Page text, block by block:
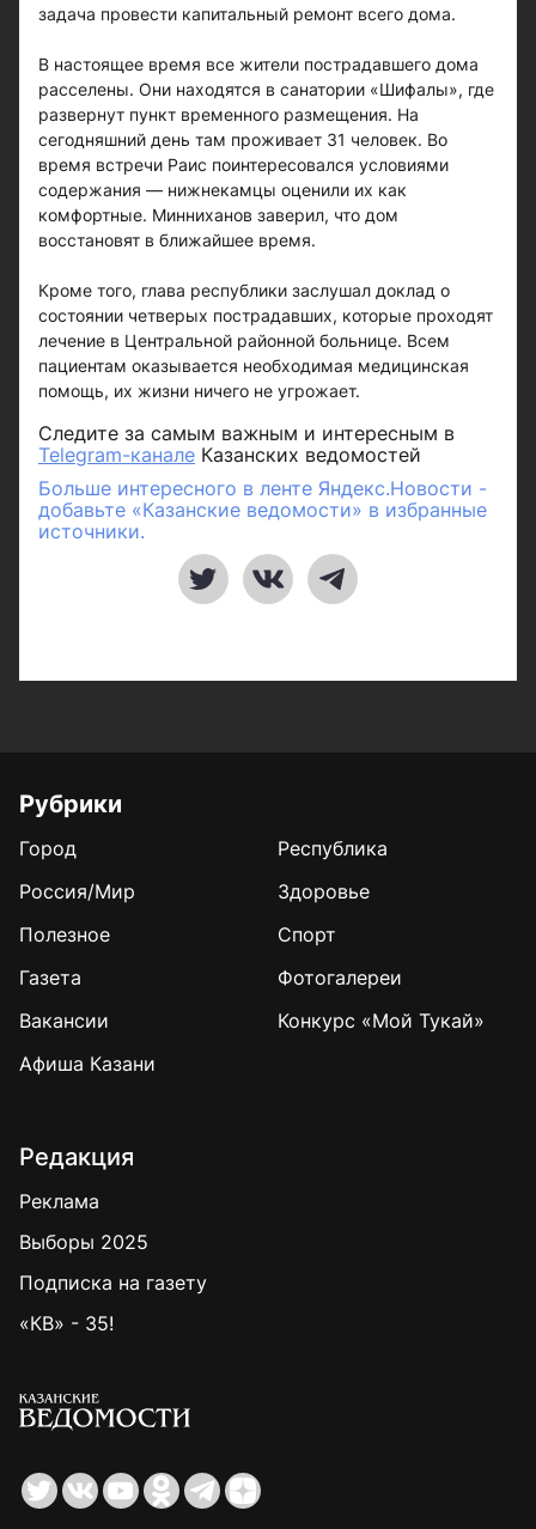
задача провести капитальный ремонт всего дома.
В настоящее время все жители пострадавшего дома
расселены. Они находятся в санатории «Шифалы», где
развернут пункт временного размещения. На
сегодняшний день там проживает 31 человек. Во
время встречи Раис поинтересовался условиями
содержания — нижнекамцы оценили их как
комфортные. Минниханов заверил, что дом
восстановят в ближайшее время.
Кроме того, глава республики заслушал доклад о
состоянии четверых пострадавших, которые проходят
лечение в Центральной районной больнице. Всем
пациентам оказывается необходимая медицинская
помощь, их жизни ничего не угрожает.
Следите за самым важным и интересным в
Telegram-канале Казанских ведомостей
Больше интересного в ленте Яндекс.Новости -
добавьте «Казанские ведомости» в избранные
источники.
Рубрики
Город
Республика
Россия/Мир
Здоровье
Полезное
Спорт
Газета
Фотогалереи
Вакансии
Конкурс «Мой Тукай»
Афиша Казани
Редакция
Реклама
Выборы 2025
Подписка на газету
«КВ» - 35!